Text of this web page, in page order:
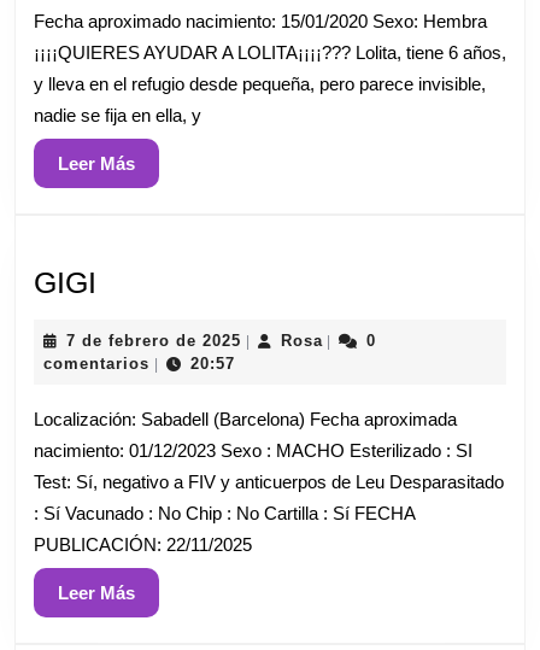
de
2026
Fecha aproximado nacimiento: 15/01/2020 Sexo: Hembra
¡¡¡¡QUIERES AYUDAR A LOLITA¡¡¡¡??? Lolita, tiene 6 años,
y lleva en el refugio desde pequeña, pero parece invisible,
nadie se fija en ella, y
Leer MásLeer
Más
GIGI
7 de febrero de 2025 7
2025
RosaRosa 0
comentarios
20:57
Localización: Sabadell (Barcelona) Fecha aproximada
nacimiento: 01/12/2023 Sexo : MACHO Esterilizado : SI
Test: Sí, negativo a FIV y anticuerpos de Leu Desparasitado
: Sí Vacunado : No Chip : No Cartilla : Sí FECHA
PUBLICACIÓN: 22/11/2025
Leer MásLeer
Más